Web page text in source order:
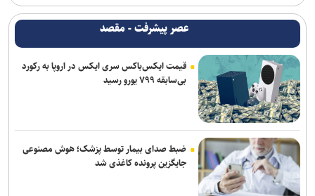
عصر پیشرفت - مقصد
قیمت ایکس‌باکس سری ایکس در اروپا به رکورد
بی‌سابقه ۷۹۹ یورو رسید
ضبط صدای بیمار توسط پزشک؛ هوش مصنوعی
جایگزین پرونده کاغذی شد